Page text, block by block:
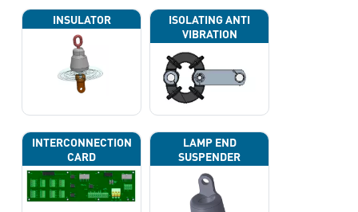
INSULATOR
ISOLATING ANTI
VIBRATION
INTERCONNECTION
CARD
LAMP END
SUSPENDER